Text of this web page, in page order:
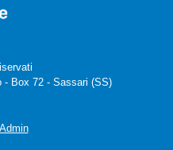
- Box 72 - Sassari (SS)
Admin